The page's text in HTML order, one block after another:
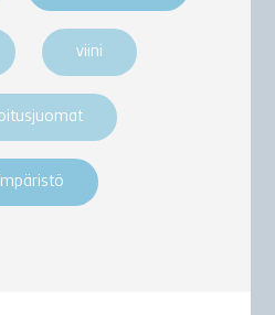
viini